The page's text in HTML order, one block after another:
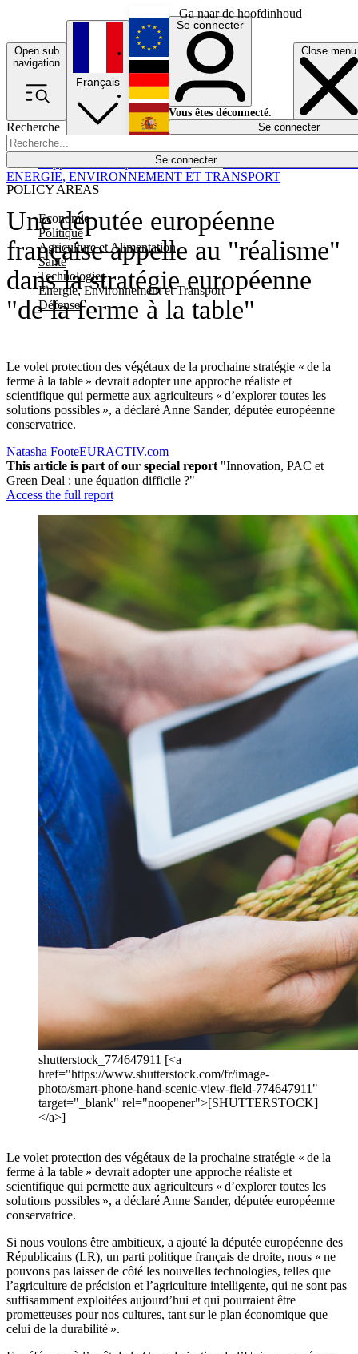
Ga naar de hoofdinhoud
Open sub
navigation
Close menu
Recherche
Se connecter
POLICY AREAS
Economie
Politique
Agriculture et Alimentation
Santé
Technologies
Energie, Environnement et Transport
Défense
Économie
Français
English
Deutsch
Español
Se connecter
Vous êtes déconnecté.
Se connecter
Une députée européenne
française appelle au "réalisme"
dans la stratégie européenne
"de la ferme à la table"
Le volet protection des végétaux de la prochaine stratégie « de la
ferme à la table » devrait adopter une approche réaliste et
scientifique qui permette aux agriculteurs « d’explorer toutes les
solutions possibles », a déclaré Anne Sander, députée européenne
conservatrice.
ENERGIE, ENVIRONNEMENT ET TRANSPORT
Natasha FooteEURACTIV.com
This article is part of our special report "Innovation, PAC et
Green Deal : une équation difficile ?"
Access the full report
shutterstock_774647911 [<a
href="https://www.shutterstock.com/fr/image-
photo/smart-phone-hand-scenic-view-field-774647911"
target="_blank" rel="noopener">[SHUTTERSTOCK]
</a>]
Le volet protection des végétaux de la prochaine stratégie « de la
ferme à la table » devrait adopter une approche réaliste et
scientifique qui permette aux agriculteurs « d’explorer toutes les
solutions possibles », a déclaré Anne Sander, députée européenne
conservatrice.
Si nous voulons être ambitieux, a ajouté la députée européenne des
Républicains (LR), un parti politique français de droite, nous « ne
pouvons pas laisser de côté les nouvelles technologies, telles que
l’agriculture de précision et l’agriculture intelligente, qui ne sont pas
suffisamment exploitées aujourd’hui et qui pourraient être
prometteuses pour nos cultures, tant sur le plan économique que
celui de la durabilité ».